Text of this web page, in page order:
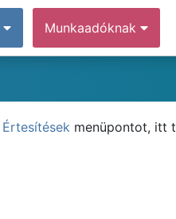
Munkaadóknak
Értesítések menüpontot, itt